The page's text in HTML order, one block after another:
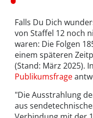
Falls Du Dich
von Staffel 12 noch
waren: Die Folgen
einem späteren
(Stand: März 2025).
Publikumsfrage
"Die Ausstrahlung
aus